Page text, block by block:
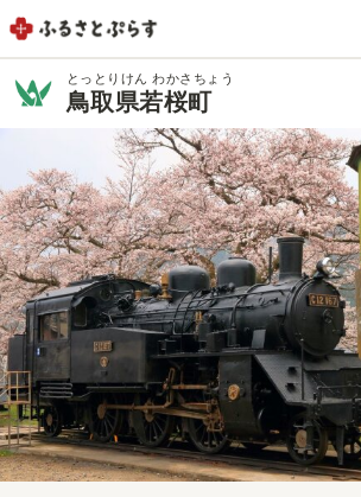
マイメニュー
マイページ
お気に入り 閲覧履歴
メニュー
お礼の品から探す
お礼の品をカテゴリや金額で絞り込み
自治体から探す
ランキング
とっとりけん わかさちょう
鳥取県若桜町